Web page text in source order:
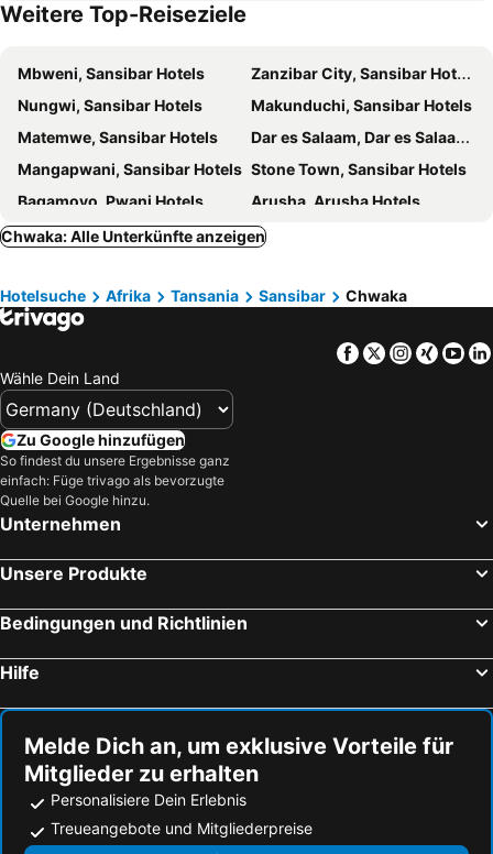
Zanzibar Tropical Sunset Boutique Hotel - Adults Only
Bahati Sunset Bungalows Michamvi
Emerson Spice Hotel
Kholle House
Kaure Sand Beach Lodge
Ngalawa Beach Village
Antonio Garden Hotel
Ngalawa & Resort
Spice Palace Hotel
Moya Beach Hotel
Coconut Tree Beach
Balungi Boutique Hotel
Ycona Eco-Luxury Resort, Zanzibar
Blackstone Beach Resort
JAZ Adonia
Maars Resort
Palumboreef Beach Resort
Amber Lodge Hotel
Seasons Lodge Zanzibar
Sea Crest Hotel
Kiwengwa Strand
Weitere Top-Reiseziele
Mbweni, Sansibar Hotels
Zanzibar City, Sansibar Hotels
Nungwi, Sansibar Hotels
Makunduchi, Sansibar Hotels
Matemwe, Sansibar Hotels
Dar es Salaam, Dar es Salaam Hotels
Mangapwani, Sansibar Hotels Stone Town, Sansibar Hotels
Bagamoyo, Pwani Hotels
Arusha, Arusha Hotels
Chwaka: Alle Unterkünfte anzeigen
Hotelsuche Afrika Tansania Sansibar Chwaka
Facebook
TwitterXing
Wähle Dein Land
Zu Google hinzufügen
So findest du unsere Ergebnisse ganz
einfach: Füge trivago als bevorzugte
Quelle bei Google hinzu.
Unternehmen
Unsere Produkte
Bedingungen und Richtlinien
Hilfe
Melde Dich an, um exklusive Vorteile für
Mitglieder zu erhalten
Personalisiere Dein Erlebnis
Treueangebote und Mitgliederpreise